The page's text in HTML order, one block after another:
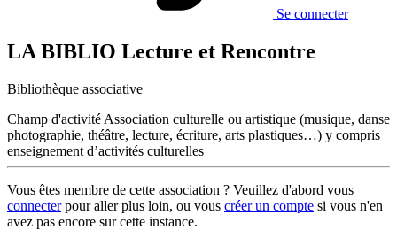
Se connecter
LA BIBLIO Lecture et Rencontre
Bibliothèque associative
Champ d'activité Association culturelle ou artistique (musique, danse
photographie, théâtre, lecture, écriture, arts plastiques…) y compris
enseignement d’activités culturelles
Vous êtes membre de cette association ? Veuillez d'abord vous
connecterpour aller plus loin, ou vous créer un compte si vous n'en
avez pas encore sur cette instance.